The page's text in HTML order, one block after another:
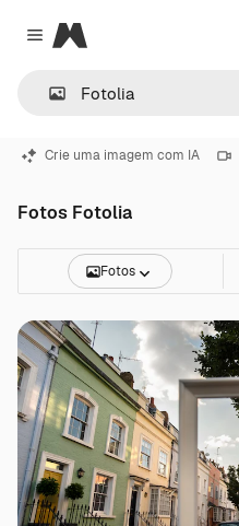
Close menu
Magnific
Crie uma imagem com IA
Fotos Fotolia
Fotos